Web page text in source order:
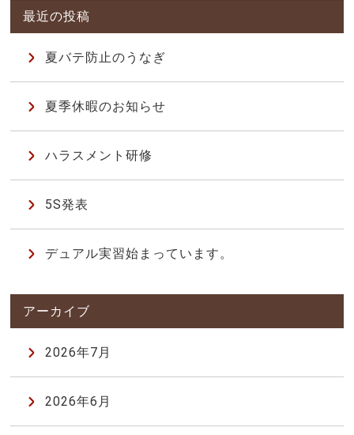
夏バテ防止のうなぎ
夏季休暇のお知らせ
ハラスメント研修
5S発表
デュアル実習始まっています。
2026年7月
2026年6月